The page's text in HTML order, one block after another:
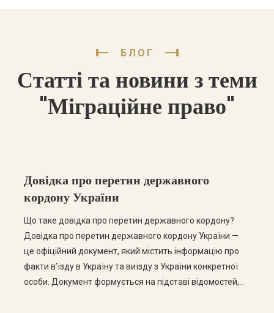
БЛОГ
Статті та новини з теми
"Міграційне право"
Довідка про перетин державного
кордону України
Що таке довідка про перетин державного кордону?
Довідка про перетин державного кордону України —
це офіційний документ, який містить інформацію про
факти в’їзду в Україну та виїзду з України конкретної
особи. Документ формується на підставі відомостей,